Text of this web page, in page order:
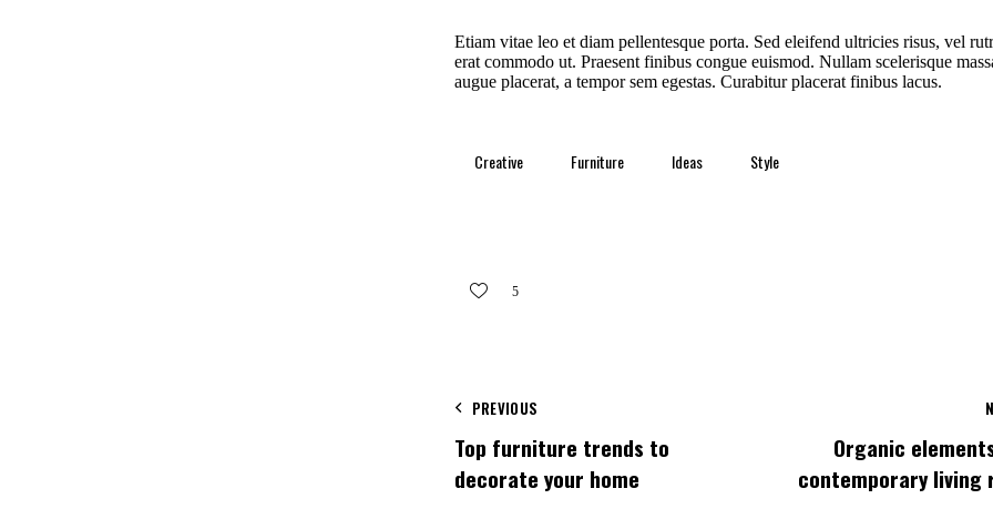
Etiam vitae leo et diam pellentesque porta. Sed eleifend ultricies risus, vel
erat commodo ut. Praesent finibus congue euismod. Nullam scelerisque
augue placerat, a tempor sem egestas. Curabitur placerat finibus lacus.
Creative Furniture Ideas Style
5
PREVIOUS
Top furniture trends to
decorate your home
Organic
contemporary living